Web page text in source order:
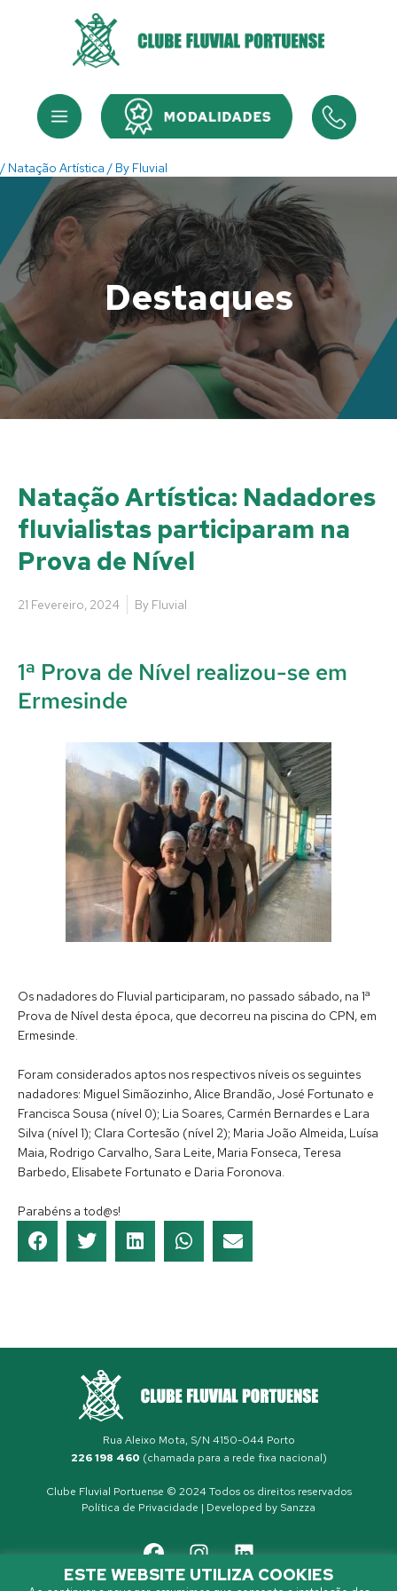
Menu Menu
/ Natação Artística / By Fluvial
Destaques
Natação Artística: Nadadores
fluvialistas participaram na
Prova de Nível
21 Fevereiro, 2024 By Fluvial
1ª Prova de Nível realizou-se em
Ermesinde
Os nadadores do Fluvial participaram, no passado sábado, na 1ª
Prova de Nível desta época, que decorreu na piscina do CPN, em
Ermesinde.
Foram considerados aptos nos respectivos níveis os seguintes
nadadores: Miguel Simãozinho, Alice Brandão, José Fortunato e
Francisca Sousa (nível 0); Lia Soares, Carmén Bernardes e Lara
Silva (nível 1); Clara Cortesão (nível 2); Maria João Almeida, Luísa
Maia, Rodrigo Carvalho, Sara Leite, Maria Fonseca, Teresa
Barbedo, Elisabete Fortunato e Daria Foronova.
Parabéns a tod@s!
Rua Aleixo Mota, S/N 4150-044 Porto
226 198 460 (chamada para a rede fixa nacional)
Clube Fluvial Portuense © 2024 Todos os direitos reservados
Política de Privacidade | Developed by Sanzza
ESTE WEBSITE UTILIZA COOKIES